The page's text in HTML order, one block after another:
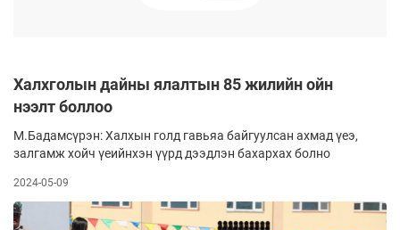
Халхголын дайны ялалтын 85 жилийн ойн
нээлт боллоо
М.Бадамсүрэн: Халхын голд гавьяа байгуулсан ахмад үеэ,
залгамж хойч үеийнхэн үүрд дээдлэн бахархах болно
2024-05-09